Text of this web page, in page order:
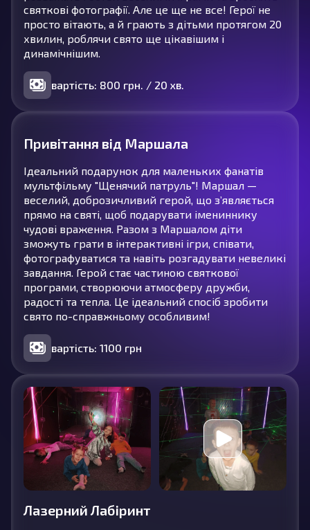
святкові фотографії. Але це ще не все! Герої не
просто вітають, а й грають з дітьми протягом 20
хвилин, роблячи свято ще цікавішим і
динамічнішим.
вартість: 800 грн. / 20 хв.
Привітання від Маршала
Ідеальний подарунок для маленьких фанатів
мультфільму "Щенячий патруль"! Маршал —
веселий, доброзичливий герой, що з’являється
прямо на святі, щоб подарувати імениннику
чудові враження. Разом з Маршалом діти
зможуть грати в інтерактивні ігри, співати,
фотографуватися та навіть розгадувати невеликі
завдання. Герой стає частиною святкової
програми, створюючи атмосферу дружби,
радості та тепла. Це ідеальний спосіб зробити
свято по-справжньому особливим!
вартість: 1100 грн
Лазерний Лабіринт